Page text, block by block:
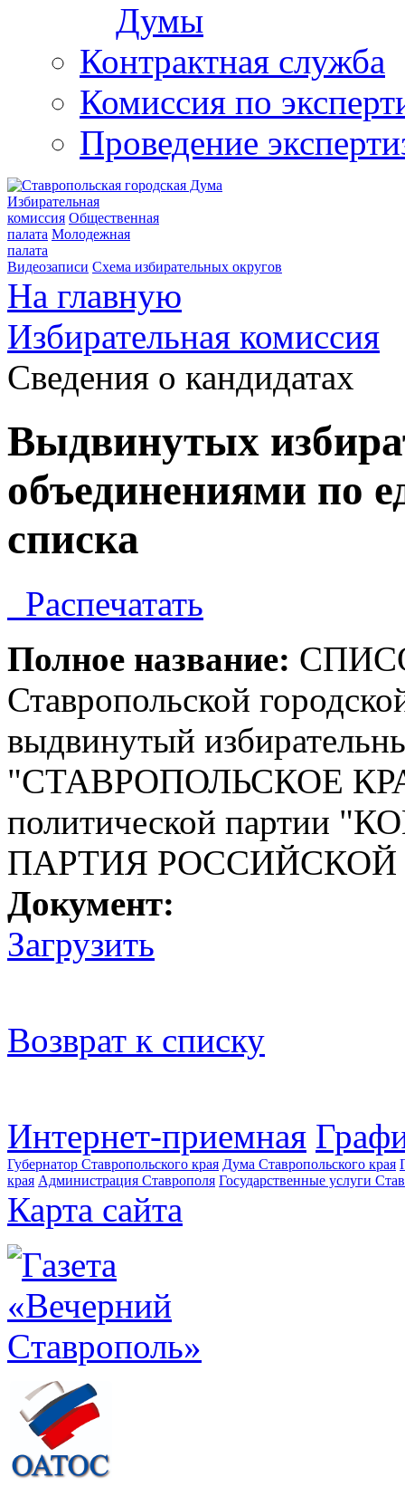
Думы
Контрактная служба
Комиссия по
Проведение
Избирательная
комиссия Общественная
палата Молодежная
палата
Видеозаписи Схема избирательных округов
На главную
Избирательная комиссия
Cведения о кандидатах
Выдвинутых
объединениями по
списка
Распечатать
Полное название:
Ставропольской
выдвинутый
"СТАВРОПОЛЬСКОЕ
политической
ПАРТИЯ
Документ:
Загрузить
Возврат к списку
Интернет-приемная
Губернатор Ставропольского края Дума Ставропольского края
края Администрация Ставрополя Государственные услуги
Карта сайта